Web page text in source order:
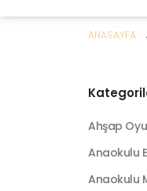
ANASAYFA
Ahşap
Anaokulu
Anaokulu